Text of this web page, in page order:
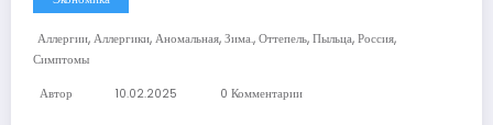
Аллергии, Аллергики, Аномальная, Зима., Оттепель, Пыльца, Россия,
Симптомы
Автор 10.02.2025 0 Комментарии